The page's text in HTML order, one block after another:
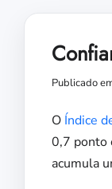
Publicado
O Índice
0,7 ponto
acumula